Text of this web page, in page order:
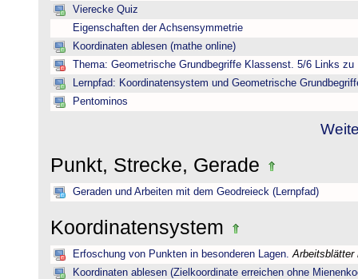
Vierecke Quiz
Eigenschaften der Achsensymmetrie
Koordinaten ablesen (mathe online)
Thema: Geometrische Grundbegriffe Klassenst. 5/6 Links
Lernpfad: Koordinatensystem und Geometrische
Pentominos
Punkt, Strecke, Gerade
Geraden und Arbeiten mit dem Geodreieck (Lernpfad)
Koordinatensystem
Erfoschung von Punkten in besonderen Lagen. Arbeitsblätter
Koordinaten ablesen (Zielkoordinate erreichen ohne